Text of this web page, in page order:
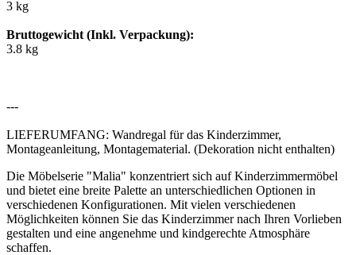
3 kg
Bruttogewicht (Inkl. Verpackung):
3.8 kg
---
LIEFERUMFANG: Wandregal für das Kinderzimmer,
Montageanleitung, Montagematerial. (Dekoration nicht enthalten)
Die Möbelserie "Malia" konzentriert sich auf Kinderzimmermöbel
und bietet eine breite Palette an unterschiedlichen Optionen in
verschiedenen Konfigurationen. Mit vielen verschiedenen
Möglichkeiten können Sie das Kinderzimmer nach Ihren Vorlieben
gestalten und eine angenehme und kindgerechte Atmosphäre
schaffen.